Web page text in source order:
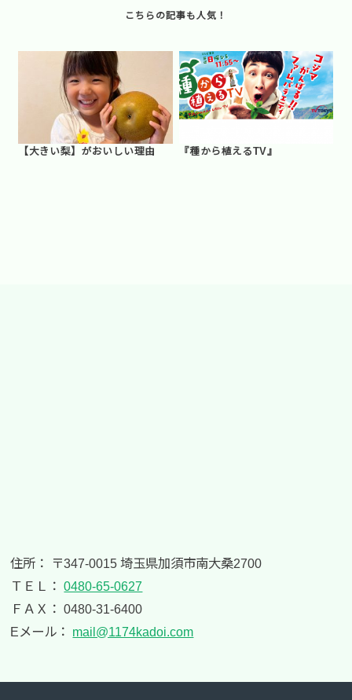
【大きい梨】がおいしい理由 『種から植えるTV』
住所： 〒347-0015 埼玉県加須市南大桑2700
ＴＥＬ：0480-65-0627
ＦＡＸ： 0480-31-6400
Eメール： mail@1174kadoi.com